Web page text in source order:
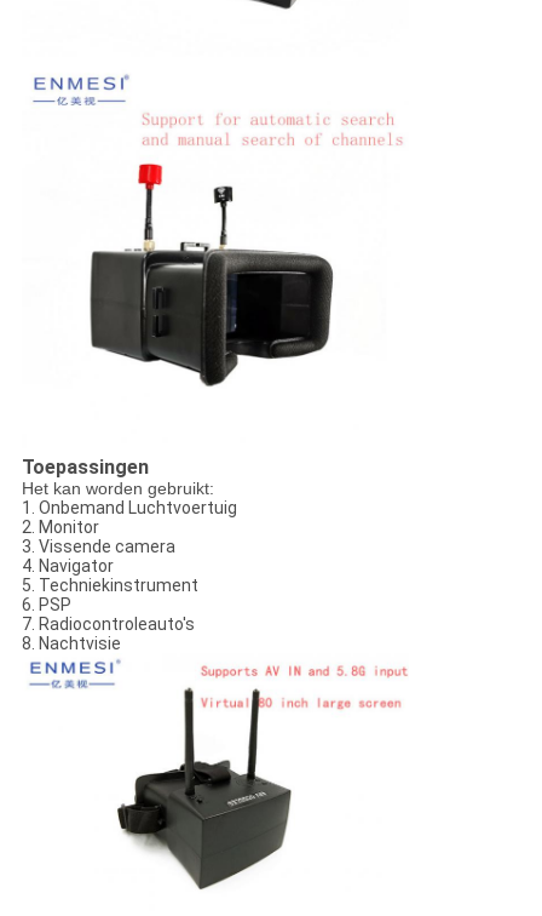
Toepassingen
Het kan worden gebruikt:
1. Onbemand Luchtvoertuig
2. Monitor
3. Vissende camera
4. Navigator
5. Techniekinstrument
6. PSP
7. Radiocontroleauto's
8. Nachtvisie